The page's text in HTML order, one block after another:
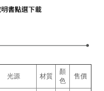
光源 材質
顏
色
售價